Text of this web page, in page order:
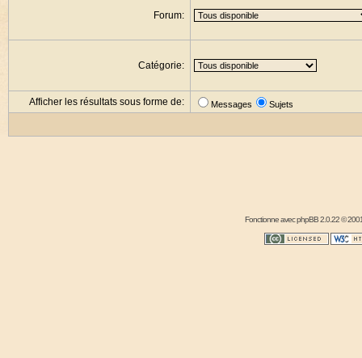
Forum:
Catégorie:
Afficher les résultats sous forme de: Messages Sujets
Fonctionne avecphpBB2.0.22 ©